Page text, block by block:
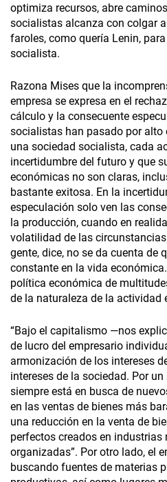
optimiza recursos, abre
socialistas alcanza con colgar
faroles, como quería Lenin,
socialista.
Razona Mises que la
empresa se expresa en el
cálculo y la consecuente
socialistas han pasado por alto
una sociedad socialista, cada
incertidumbre del futuro y que
económicas no son claras,
bastante exitosa. En la
especulación solo ven las
la producción, cuando en
volatilidad de las
gente, dice, no se da cuenta de
constante en la vida
política económica de
de la naturaleza de la actividad
“Bajo el capitalismo —nos
de lucro del empresario
armonización de los intereses
intereses de la sociedad. Por
siempre está en busca de
en las ventas de bienes más
una reducción en la venta de
perfectos creados en
organizadas”. Por otro lado, el
buscando fuentes de materias